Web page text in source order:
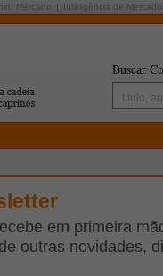
Mercado Inteligência de Mercado
Buscar
em primeira
outras novidades,